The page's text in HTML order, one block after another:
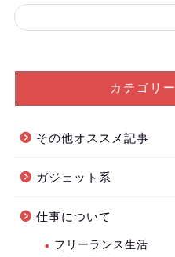
カテゴリー
その他オススメ記事
ガジェット系
仕事について
フリーランス生活